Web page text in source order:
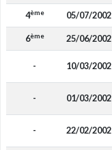
4ème 05/07/2002
6ème 25/06/2002
- 10/03/2002
- 01/03/2002
- 22/02/2002